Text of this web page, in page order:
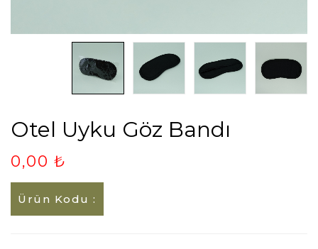
Otel Uyku Göz Bandı
0,00 ₺
Ürün Kodu :